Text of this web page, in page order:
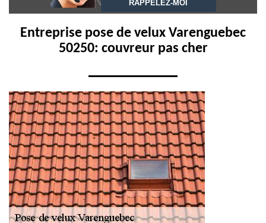
Entreprise pose de velux Varenguebec
50250: couvreur pas cher